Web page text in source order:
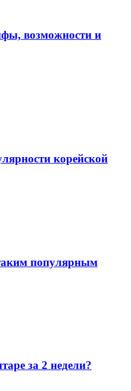
возможности и
корейской
популярным
за 2 недели?